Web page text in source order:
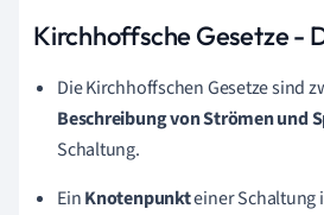
Kirchhoffsche Gesetze -
Die Kirchhoffschen Gesetze sind
Beschreibung von Strömen und
Schaltung.
EinKnotenpunkteiner Schaltung